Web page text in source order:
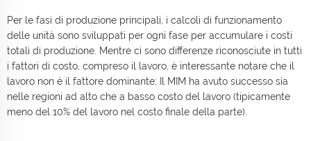
Per le fasi di produzione principali, i calcoli di funzionamento
delle unità sono sviluppati per ogni fase per accumulare i costi
totali di produzione. Mentre ci sono differenze riconosciute in tutti
i fattori di costo, compreso il lavoro, è interessante notare che il
lavoro non è il fattore dominante; Il MIM ha avuto successo sia
nelle regioni ad alto che a basso costo del lavoro (tipicamente
meno del 10% del lavoro nel costo finale della parte).